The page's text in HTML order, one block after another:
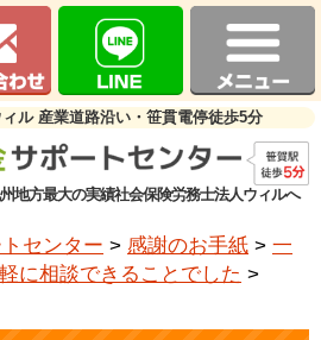
ル 産業道路沿い・笹貫電停徒歩5分
地方最大の実績社会保険労務士法人ウィルへ
センター > 感謝のお手紙 > 一
に相談できることでした >